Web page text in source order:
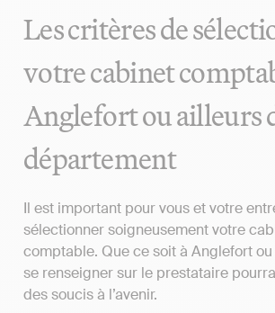
Les critères de
votre cabinet
Anglefort ou ailleurs
département
Il est important pour vous et votre
sélectionner soigneusement votre
comptable. Que ce soit à Anglefort
se renseigner sur le prestataire
des soucis à l’avenir.